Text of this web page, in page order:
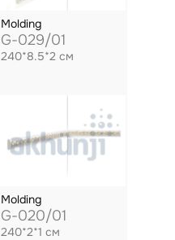
Molding
G-029/01
240*8.5*2 см
Molding
G-020/01
240*2*1 см